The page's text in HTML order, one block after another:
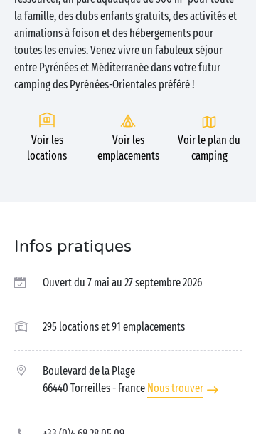
la famille, des clubs enfants gratuits, des activités et
animations à foison et des hébergements pour
toutes les envies. Venez vivre un fabuleux séjour
entre Pyrénées et Méditerranée dans votre futur
camping des Pyrénées-Orientales préféré !
Voir les
locations
Voir les
emplacements
Voir le plan du
camping
Infos pratiques
Ouvert du 7 mai au 27 septembre 2026
295 locations et 91 emplacements
Boulevard de la Plage
66440 Torreilles- France Nous trouver